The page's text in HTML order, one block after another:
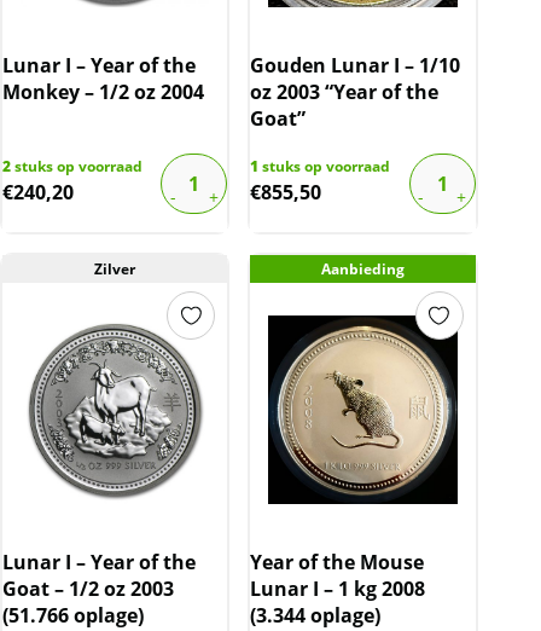
Lunar I – Year of the
Monkey – 1/2 oz 2004
2stuks op voorraad
€240,20
Gouden Lunar I – 1/10
oz 2003 “Year of the
Goat”
1 stuks op voorraad
€855,50
Zilver
Lunar I – Year of the
Goat – 1/2 oz 2003
(51.766 oplage)
Aanbieding
Year of the Mouse
Lunar I – 1 kg 2008
(3.344 oplage)